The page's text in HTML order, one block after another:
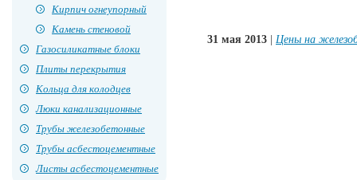
Кирпич огнеупорный
Камень стеновой
Газосиликатные блоки
Плиты перекрытия
Кольца для колодцев
Люки канализационные
Трубы железобетонные
Трубы асбестоцементные
Листы асбестоцементные
31 мая 2013 Цены на